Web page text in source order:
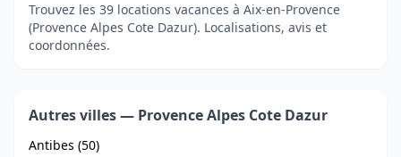
Trouvez les 39 locations vacances à Aix-en-Provence
(Provence Alpes Cote Dazur). Localisations, avis et
coordonnées.
Autres villes — Provence Alpes Cote Dazur
Antibes (50)